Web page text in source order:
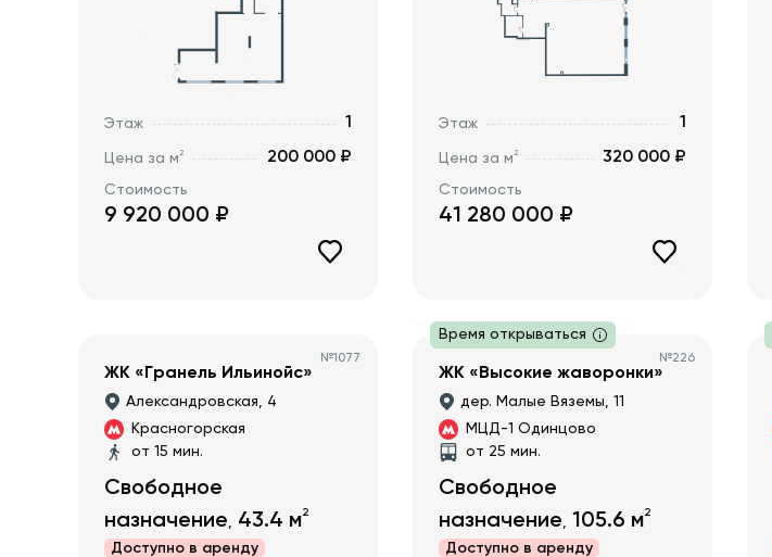
Этаж 1
Цена за м2 200 000 ₽
Стоимость
9 920 000 ₽
Этаж 1
Цена за м2 320 000 ₽
Стоимость
41 280 000 ₽
№1077
ЖК «Гранель Ильинойс»
Александровская, 4
Красногорская
от 15 мин.
Свободное
назначение, 43.4 м2
Доступно в аренду
Время открываться
№226
ЖК «Высокие жаворонки»
дер. Малые Вяземы, 11
МЦД-1 Одинцово
от 25 мин.
Свободное
назначение, 105.6 м2
Доступно в аренду